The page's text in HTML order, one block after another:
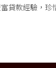
貸款經驗，